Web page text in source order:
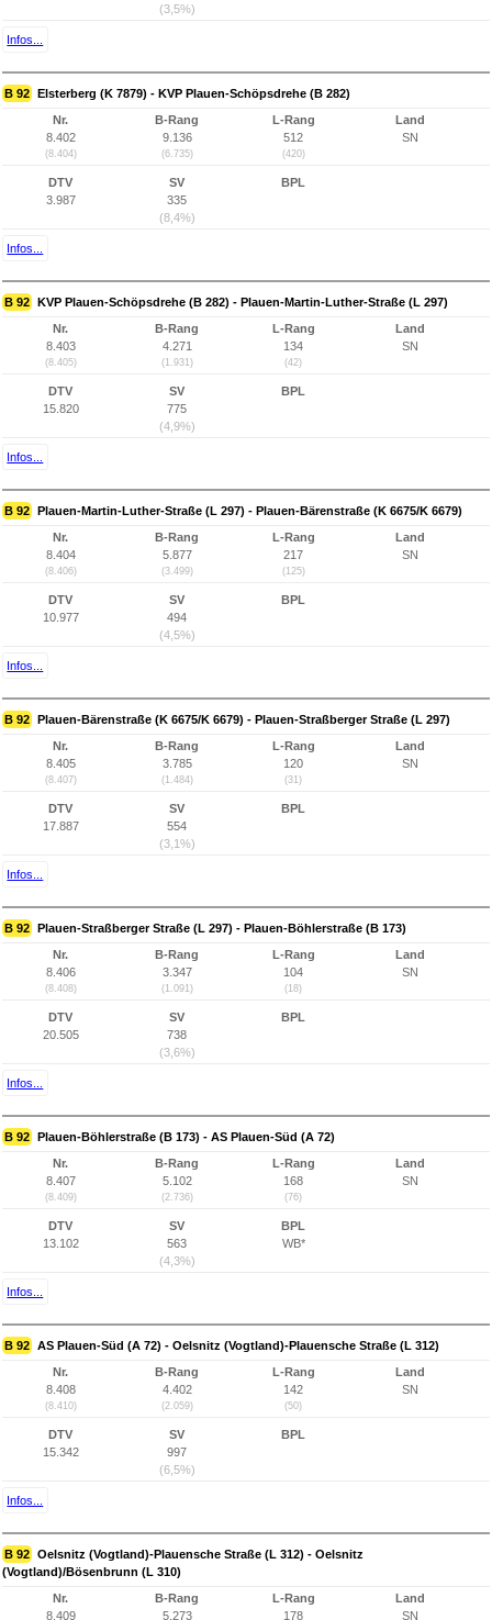
(3,5%)
Infos...
B 92 Elsterberg (K 7879) - KVP Plauen-Schöpsdrehe (B 282)
Nr.
8.402
(8.404)
B-Rang
9.136
(6.735)
L-Rang
512
(420)
Land
SN
DTV
3.987
SV
335
(8,4%)
BPL
Infos...
B 92 KVP Plauen-Schöpsdrehe (B 282) - Plauen-Martin-Luther-Straße (L 297)
Nr.
8.403
(8.405)
B-Rang
4.271
(1.931)
L-Rang
134
(42)
Land
SN
DTV
15.820
SV
775
(4,9%)
BPL
Infos...
B 92 Plauen-Martin-Luther-Straße (L 297) - Plauen-Bärenstraße (K 6675/K 6679)
Nr.
8.404
(8.406)
B-Rang
5.877
(3.499)
L-Rang
217
(125)
Land
SN
DTV
10.977
SV
494
(4,5%)
BPL
Infos...
B 92 Plauen-Bärenstraße (K 6675/K 6679) - Plauen-Straßberger Straße (L 297)
Nr.
8.405
(8.407)
B-Rang
3.785
(1.484)
L-Rang
120
(31)
Land
SN
DTV
17.887
SV
554
(3,1%)
BPL
Infos...
B 92 Plauen-Straßberger Straße (L 297) - Plauen-Böhlerstraße (B 173)
Nr.
8.406
(8.408)
B-Rang
3.347
(1.091)
L-Rang
104
(18)
Land
SN
DTV
20.505
SV
738
(3,6%)
BPL
Infos...
B 92 Plauen-Böhlerstraße (B 173) - AS Plauen-Süd (A 72)
Nr.
8.407
(8.409)
B-Rang
5.102
(2.736)
L-Rang
168
(76)
Land
SN
DTV
13.102
SV
563
(4,3%)
BPL
WB*
Infos...
B 92 AS Plauen-Süd (A 72) - Oelsnitz (Vogtland)-Plauensche Straße (L 312)
Nr.
8.408
(8.410)
B-Rang
4.402
(2.059)
L-Rang
142
(50)
Land
SN
DTV
15.342
SV
997
(6,5%)
BPL
Infos...
B 92 Oelsnitz (Vogtland)-Plauensche Straße (L 312) - Oelsnitz
(Vogtland)/Bösenbrunn (L 310)
Nr.
8.409
B-Rang
5.273
L-Rang
178
Land
SN